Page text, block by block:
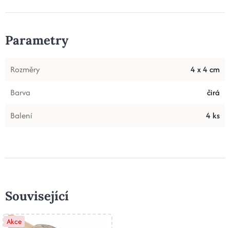
Parametry
Rozměry
4 x 4 cm
Barva
čirá
Balení
4 ks
Související
Akce